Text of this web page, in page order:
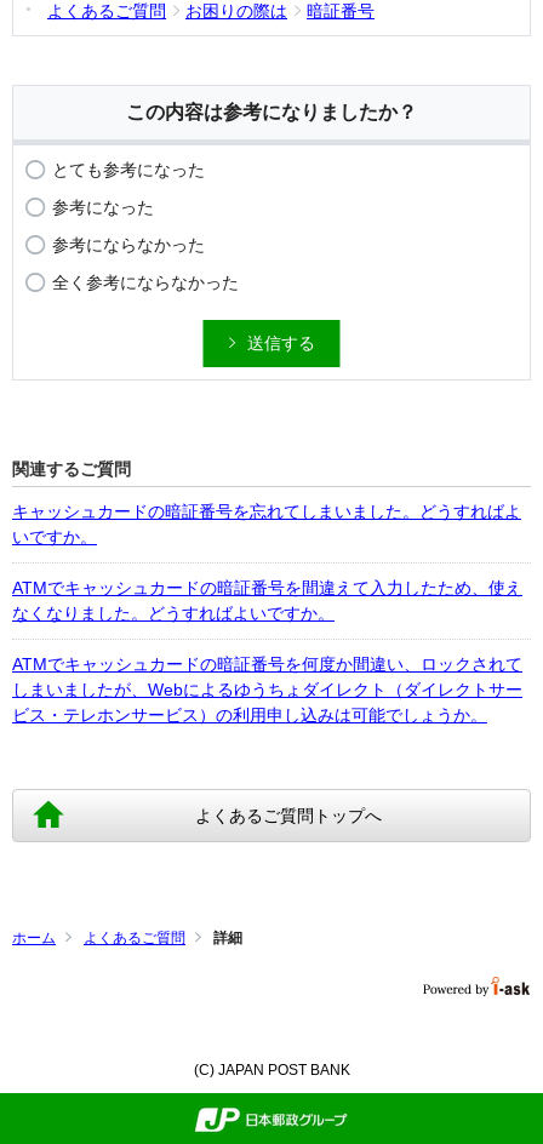
よくあるご質問 お困りの際は 暗証番号
この内容は参考になりましたか？
とても参考になった
参考になった
参考にならなかった
全く参考にならなかった
送信する
関連するご質問
キャッシュカードの暗証番号を忘れてしまいました。どうすればよ
いですか。
ATMでキャッシュカードの暗証番号を間違えて入力したため、使え
なくなりました。どうすればよいですか。
ATMでキャッシュカードの暗証番号を何度か間違い、ロックされて
しまいましたが、Webによるゆうちょダイレクト（ダイレクトサー
ビス・テレホンサービス）の利用申し込みは可能でしょうか。
よくあるご質問トップへ
ホーム よくあるご質問 詳細
(C) JAPAN POST BANK